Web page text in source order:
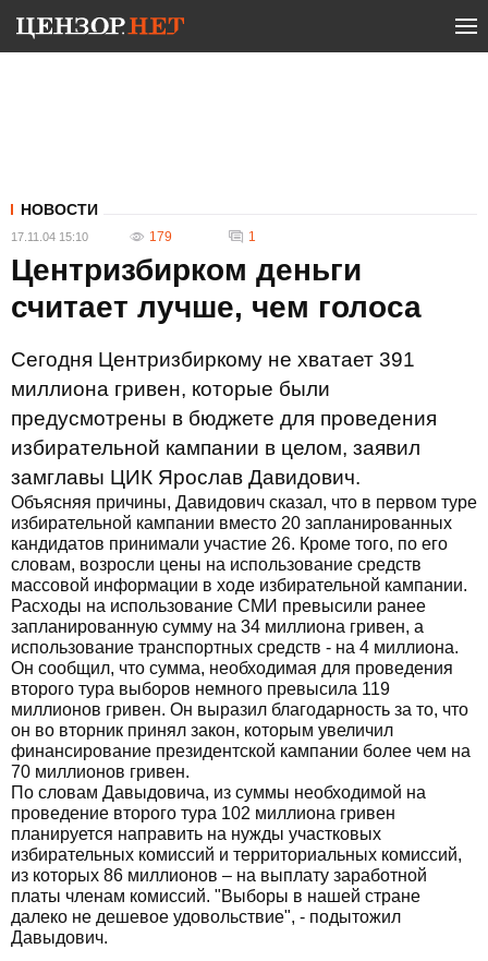
НОВОСТИ
17.11.04 15:10 179 1
Центризбирком деньги
считает лучше, чем голоса
Сегодня Центризбиркому не хватает 391
миллиона гривен, которые были
предусмотрены в бюджете для проведения
избирательной кампании в целом, заявил
замглавы ЦИК Ярослав Давидович.
Объясняя причины, Давидович сказал, что в первом туре
избирательной кампании вместо 20 запланированных
кандидатов принимали участие 26. Кроме того, по его
словам, возросли цены на использование средств
массовой информации в ходе избирательной кампании.
Расходы на использование СМИ превысили ранее
запланированную сумму на 34 миллиона гривен, а
использование транспортных средств - на 4 миллиона.
Он сообщил, что сумма, необходимая для проведения
второго тура выборов немного превысила 119
миллионов гривен. Он выразил благодарность за то, что
он во вторник принял закон, которым увеличил
финансирование президентской кампании более чем на
70 миллионов гривен.
По словам Давыдовича, из суммы необходимой на
проведение второго тура 102 миллиона гривен
планируется направить на нужды участковых
избирательных комиссий и территориальных комиссий,
из которых 86 миллионов – на выплату заработной
платы членам комиссий. "Выборы в нашей стране
далеко не дешевое удовольствие", - подытожил
Давыдович.